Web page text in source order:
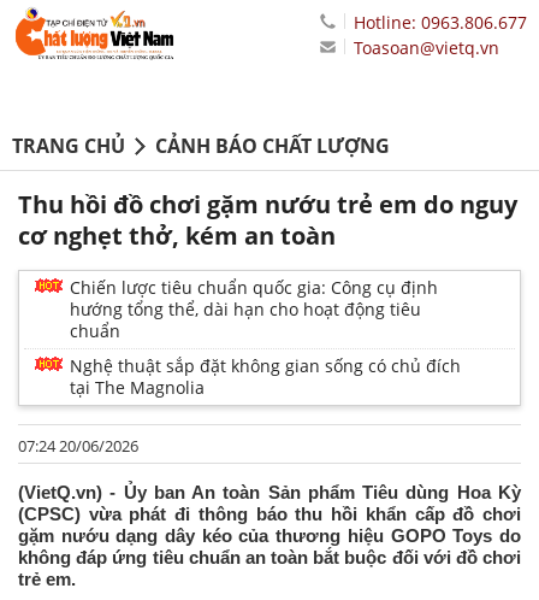
Hotline: 0963.806.677
Toasoan@vietq.vn
TRANG CHỦ CẢNH BÁO CHẤT LƯỢNG
Thu hồi đồ chơi gặm nướu trẻ em do nguy
cơ nghẹt thở, kém an toàn
Chiến lược tiêu chuẩn quốc gia: Công cụ định
hướng tổng thể, dài hạn cho hoạt động tiêu
chuẩn
Nghệ thuật sắp đặt không gian sống có chủ đích
tại The Magnolia
07:24 20/06/2026
(VietQ.vn) - Ủy ban An toàn Sản phẩm Tiêu dùng Hoa Kỳ
(CPSC) vừa phát đi thông báo thu hồi khẩn cấp đồ chơi
gặm nướu dạng dây kéo của thương hiệu GOPO Toys do
không đáp ứng tiêu chuẩn an toàn bắt buộc đối với đồ chơi
trẻ em.